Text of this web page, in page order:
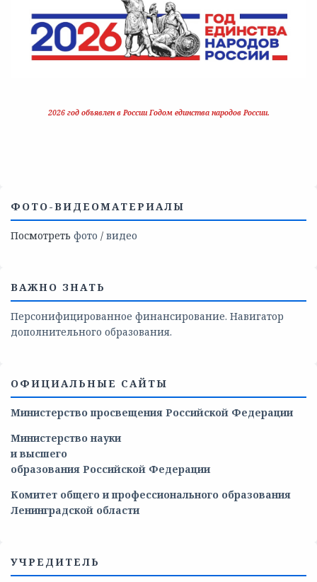
2026 год объявлен в России Годом единства народов России.
ФОТО-ВИДЕОМАТЕРИАЛЫ
Посмотреть фото / видео
ВАЖНО ЗНАТЬ
Персонифицированное финансирование. Навигатор
дополнительного образования.
ОФИЦИАЛЬНЫЕ САЙТЫ
Министерство просвещения Российской Федерации
Министерство науки
и высшего
образования Российской Федерации
Комитет общего и профессионального образования
Ленинградской области
УЧРЕДИТЕЛЬ